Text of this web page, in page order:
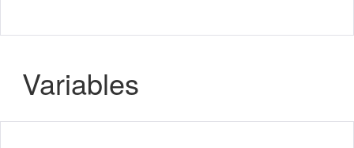
Variables